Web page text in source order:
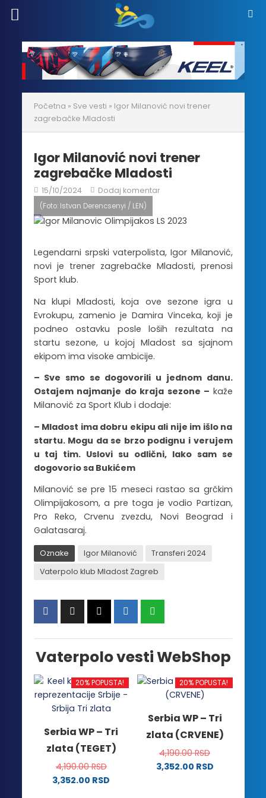
Početna » Sve vesti » Igor Milanović novi trener
zagrebačke Mladosti
Igor Milanović novi trener
zagrebačke Mladosti
15/10/2024 Dodaj komentar
(Foto: Istvan Derencsenyi / LEN)
Legendarni srpski vaterpolista, Igor Milanović,
novi je trener zagrebačke Mladosti, prenosi
Sport klub.
Na klupi Mladosti, koja ove sezone igra u
Evrokupu, zamenio je Damira Vinceka, koji je
podneo ostavku posle loših rezultata na
startu sezone, u kojoj Mladost sa sjajnom
ekipom ima visoke ambicije.
– Sve smo se dogovorili u jednom danu.
Ostajem najmanje do kraja sezone – kaže
Milanović za Sport Klub i dodaje:
– Mladost ima dobru ekipu ali nije im išlo na
startu. Mogu da se brzo podignu i verujem
u taj tim. Uslovi su odlični, lako sam se
dogovorio sa Bukićem
Milanović se pre 15 meseci rastao sa grčkim
Olimpijakosom, a pre toga je vodio Partizan,
Pro Reko, Crvenu zvezdu, Novi Beograd i
Galatasaraj.
Oznake Igor Milanović
Transferi 2024
Vaterpolo klub Mladost Zagreb
Vaterpolo vesti WebShop
20% POPUSTA!
Serbia WP – Tri
zlata (TEGET)
4,190.00RSD
3,352.00 RSD
20% POPUSTA!
Serbia WP – Tri
zlata (CRVENE)
4,190.00RSD
3,352.00 RSD